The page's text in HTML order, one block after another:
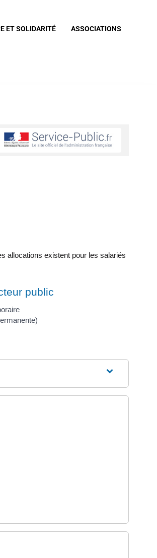
ET SOLIDARITÉ ASSOCIATIONS
allocations existent pour les salariés
public